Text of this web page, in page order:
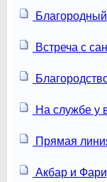
Встреча с
На службе у
Прямая
Акбар и